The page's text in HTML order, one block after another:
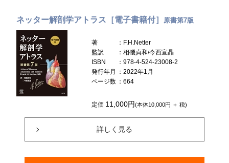
ネッター解剖学アトラス［電子書籍付］ 原書第7版
著
：F.H.Netter
監訳
：相磯貞和/今西宣晶
ISBN
：978-4-524-23008-2
発行年月
：2022年1月
ページ数 ：664
定価 11,000円(本体10,000円 ＋ 税)
詳しく見る